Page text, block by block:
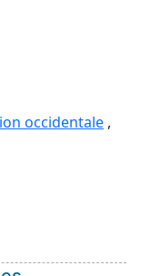
occidentale ,